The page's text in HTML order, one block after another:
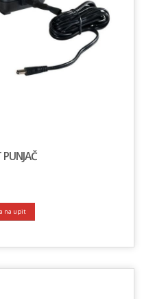
PUNJAČ
na upit